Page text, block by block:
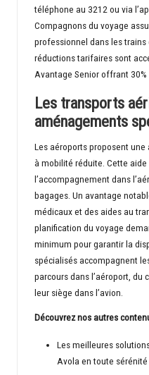
téléphone au 3212 ou via
Compagnons du voyage
professionnel dans les
réductions tarifaires sont
Avantage Senior offrant 30%
Les transports
aménagements
Les aéroports proposent
à mobilité réduite. Cette
l’accompagnement dans
bagages. Un avantage
médicaux et des aides au
planification du voyage
minimum pour garantir la
spécialisés accompagnent
parcours dans l’aéroport, du
leur siège dans l’avion.
Découvrez nos autres
Les meilleures
Avola en toute sérénité